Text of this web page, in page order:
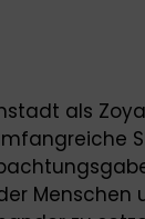
als
Menschen